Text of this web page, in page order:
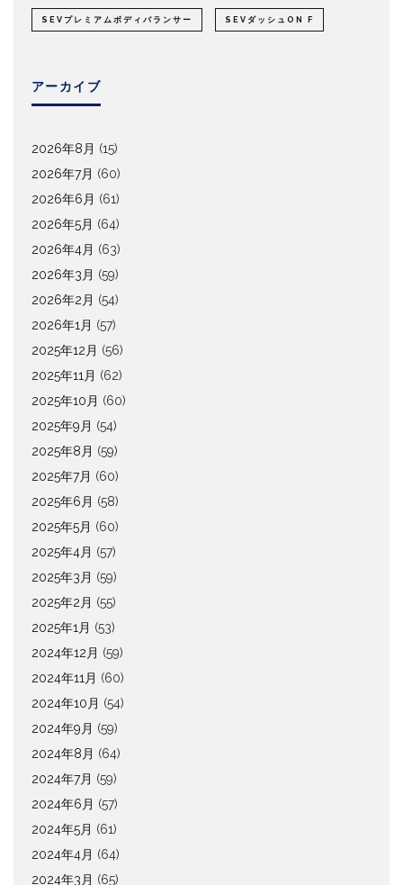
SEVプレミアムボディバランサー SEVダッシュON F
アーカイブ
2026年8月 (15)
2026年7月 (60)
2026年6月 (61)
2026年5月 (64)
2026年4月 (63)
2026年3月 (59)
2026年2月 (54)
2026年1月 (57)
2025年12月 (56)
2025年11月 (62)
2025年10月 (60)
2025年9月 (54)
2025年8月 (59)
2025年7月 (60)
2025年6月 (58)
2025年5月 (60)
2025年4月 (57)
2025年3月 (59)
2025年2月 (55)
2025年1月 (53)
2024年12月 (59)
2024年11月 (60)
2024年10月 (54)
2024年9月 (59)
2024年8月 (64)
2024年7月 (59)
2024年6月 (57)
2024年5月 (61)
2024年4月 (64)
2024年3月 (65)